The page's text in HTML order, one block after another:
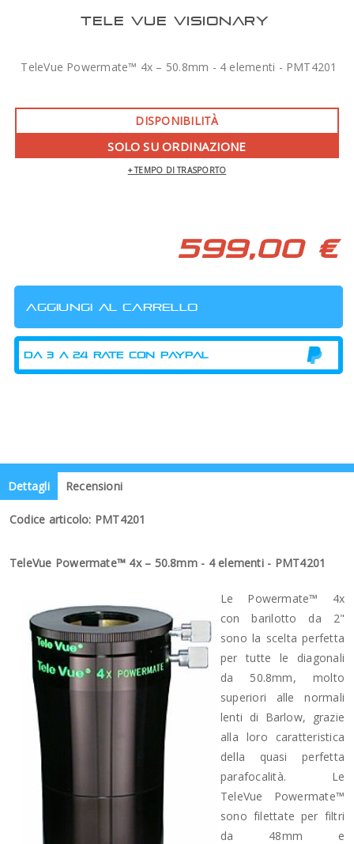
TELE VUE VISIONARY
TeleVue Powermate™ 4x – 50.8mm - 4 elementi - PMT4201
DISPONIBILITÀ
SOLO SU ORDINAZIONE
+ TEMPO DI TRASPORTO
599,00 €
Dettagli Recensioni
Codice articolo: PMT4201
TeleVue Powermate™ 4x – 50.8mm - 4 elementi - PMT4201
Le Powermate™ 4x
con barilotto da 2"
sono la scelta perfetta
per tutte le diagonali
da 50.8mm, molto
superiori alle normali
lenti di Barlow, grazie
alla loro caratteristica
della quasi perfetta
parafocalità. Le
TeleVue Powermate™
sono filettate per filtri
da 48mm e